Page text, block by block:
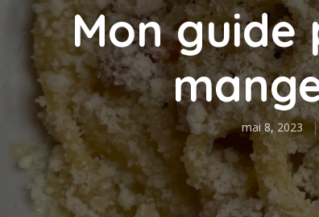
Mon guide
mai 8, 2023